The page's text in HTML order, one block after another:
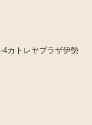
4カトレヤプラザ伊勢